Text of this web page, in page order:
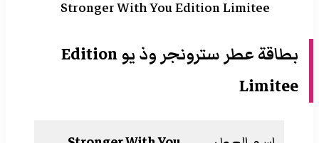
Stronger With You Edition Limitee
بطاقة عطر سترونجر وذ يو Edition
Limitee